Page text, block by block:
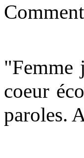
"Femme
coeur
paroles.